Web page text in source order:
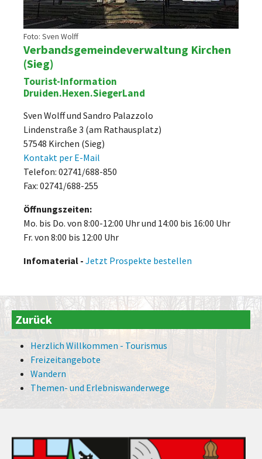
Foto: Sven Wolff
Verbandsgemeindeverwaltung Kirchen
(Sieg)
Tourist-Information
Druiden.Hexen.SiegerLand
Sven Wolff und Sandro Palazzolo
Lindenstraße 3 (am Rathausplatz)
57548 Kirchen (Sieg)
Kontakt per E-Mail
Telefon: 02741/688-850
Fax: 02741/688-255
Öffnungszeiten:
Mo. bis Do. von 8:00-12:00 Uhr und 14:00 bis 16:00 Uhr
Fr. von 8:00 bis 12:00 Uhr
Infomaterial - Jetzt Prospekte bestellen
Zurück
Herzlich Willkommen - Tourismus
Freizeitangebote
Wandern
Themen- und Erlebniswanderwege